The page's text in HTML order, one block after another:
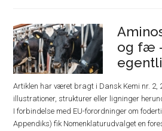
og fæ
Artiklen har været bragt i Dansk Kemi nr. 2,
illustrationer, strukturer eller ligninger
I forbindelse med EU-forordninger om
Appendiks) fik Nomenklaturudvalget en